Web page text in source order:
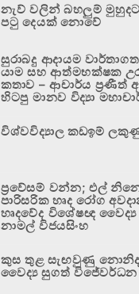
නැව් වලින් බහලුම්
පටු දෙයක් නොවේ
සුරාබදු ආදායම
යාම සහ ආත්මභක්ෂක
කතාව – ආචාර්ය ප්‍රණීත්
හිටපු මානව විද්‍යා
විශ්වවිද්‍යාල කඩඉම්
ප්‍රවේසම් වන්න; එල්
පාරිසරික හෘද රෝග
හෘදවේද විශේෂඥ වෛද්‍ය
නාමල් විජයසිංහ
කුස තුළ සැඟවුණු
වෛද්‍ය සුගත් විජේවර්ධන